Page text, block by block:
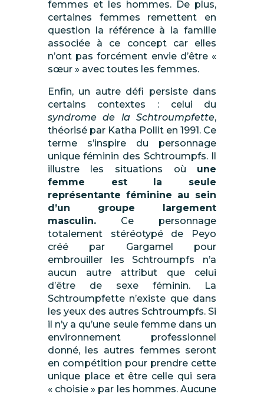
femmes et les hommes. De plus,
certaines femmes remettent en
question la référence à la famille
associée à ce concept car elles
n’ont pas forcément envie d’être «
sœur » avec toutes les femmes.
Enfin, un autre défi persiste dans
certains contextes : celui du
syndrome de la Schtroumpfette,
théorisé par Katha Pollit en 1991. Ce
terme s’inspire du personnage
unique féminin des Schtroumpfs. Il
illustre les situations où une
femme est la seule
représentante féminine au sein
d’un groupe largement
masculin.Ce personnage
totalement stéréotypé de Peyo
créé par Gargamel pour
embrouiller les Schtroumpfs n’a
aucun autre attribut que celui
d’êtrede sexe féminin. La
Schtroumpfette n’existe que dans
les yeux des autres Schtroumpfs. Si
il n’y a qu’une seule femme dans un
environnement professionnel
donné, les autres femmes seront
en compétition pour prendre cette
unique place et être celle qui sera
« choisie » par les hommes.Aucune